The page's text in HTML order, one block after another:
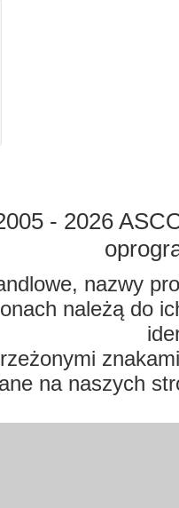
- 2026
nazwy
należą do
na naszych